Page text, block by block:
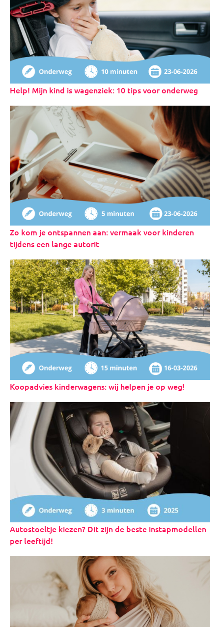
Help! Mijn kind is wagenziek: 10 tips voor onderweg
Zo kom je ontspannen aan: vermaak voor kinderen
tijdens een lange autorit
Koopadvies kinderwagens: wij helpen je op weg!
Autostoeltje kiezen? Dit zijn de beste instapmodellen
per leeftijd!